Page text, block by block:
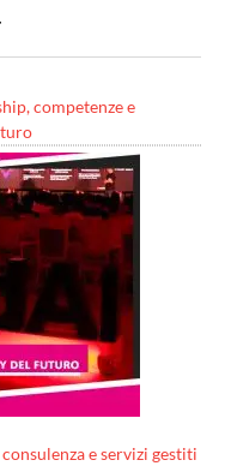
competenze e
e servizi gestiti